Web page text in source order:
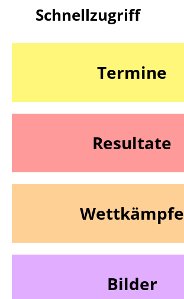
Schnellzugriff
Termine
Resultate
Wettkämpfe
Bilder